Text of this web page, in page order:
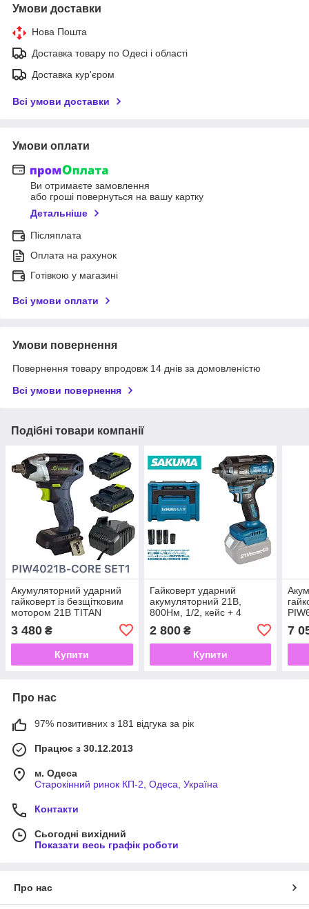
Умови доставки
Нова Пошта
Доставка товару по Одесі і області
Доставка кур'єром
Всі умови доставки
Умови оплати
Ви отримаєте замовлення
або гроші повернуться на вашу картку
Детальніше
Післяплата
Оплата на рахунок
Готівкою у магазині
Всі умови оплати
Умови повернення
Повернення товару впродовж 14 днів за домовленістю
Всі умови повернення
Подібні товари компанії
Акумуляторний ударний
гайковерт із безщітковим
мотором 21В TITAN
3 480 ₴
Купити
Гайковерт ударний
акумуляторний 21В,
800Нм, 1/2, кейс + 4
головки: (13/17/19/21мм),
SAKUMA BLUE.
CIW8021B-CORE
2 800₴
Купити
7
Про нас
97% позитивних з 181 відгука за рік
Працює з 30.12.2013
м. Одеса
Старокінний ринок КП-2, Одеса, Україна
Контакти
Сьогодні вихідний
Показати весь графік роботи
Про нас